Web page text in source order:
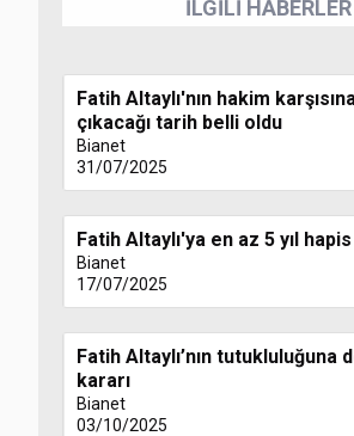
İLGİLİ HABERLER
Fatih Altaylı'nın hakim
çıkacağı tarih belli oldu
Bianet
31/07/2025
Fatih Altaylı'ya en az 5 yıl
Bianet
17/07/2025
Fatih Altaylı’nın tutukluluğuna
kararı
Bianet
03/10/2025